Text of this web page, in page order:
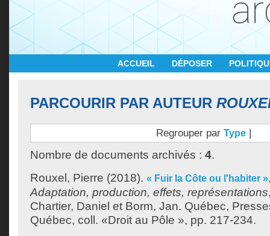
ACCUEIL DÉPOSER
PARCOURIR PAR AUTEUR
Regrouper par Type |
Nombre de documents archivés : 4.
Rouxel, Pierre (2018). « Fuir la Côte ou l'habiter »
Adaptation, production, effets, représentations
Chartier, Daniel et Borm, Jan. Québec,
Québec, coll. «Droit au Pôle », pp. 217-234.